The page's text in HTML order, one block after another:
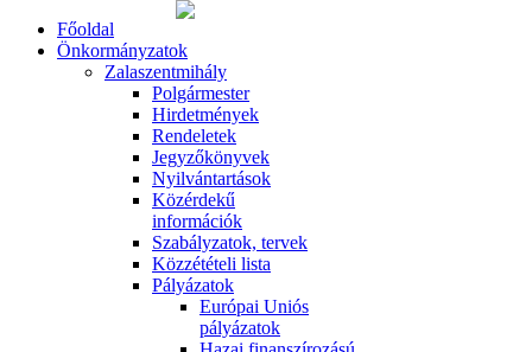
Főoldal
Önkormányzatok
Zalaszentmihály
Polgármester
Hirdetmények
Rendeletek
Jegyzőkönyvek
Nyilvántartások
Közérdekű
információk
Szabályzatok, tervek
Közzétételi lista
Pályázatok
Európai Uniós
pályázatok